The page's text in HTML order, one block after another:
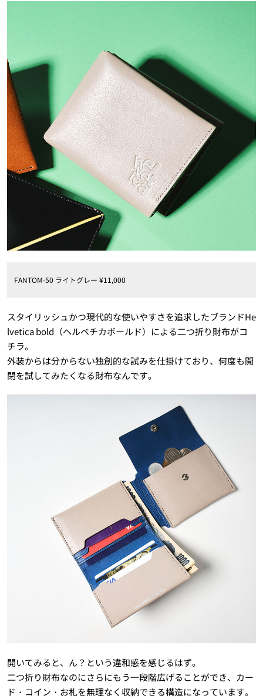
FANTOM-50 ライトグレー ¥11,000
スタイリッシュかつ現代的な使いやすさを追求したブランドHe
lvetica bold（ヘルベチカボールド）による二つ折り財布がコ
チラ。
外装からは分からない独創的な試みを仕掛けており、何度も開
閉を試してみたくなる財布なんです。
開いてみると、ん？という違和感を感じるはず。
二つ折り財布なのにさらにもう一段階広げることができ、カー
ド・コイン・お札を無理なく収納できる構造になっています。